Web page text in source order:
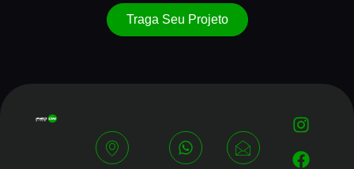
Traga Seu Projeto